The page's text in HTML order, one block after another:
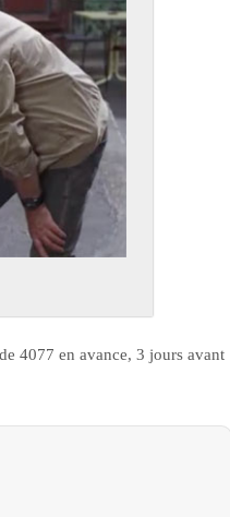
4077 en avance, 3 jours avant